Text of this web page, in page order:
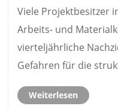
Kohlenstoffstahl Ihr
der
Viele Projektbesitzer
Arbeits- und
vierteljährliche
Gefahren für die
vermeiden. Die Anti-
gezahntem
Weiterlesen